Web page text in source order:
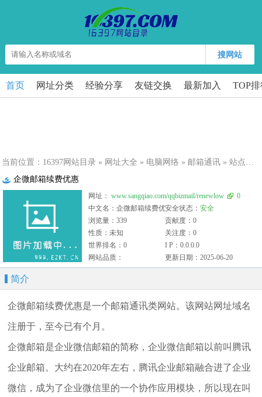
搜网站
首页 网址分类 经验分享 友链交换 最新加入 TOP
当前位置： 16397网站目录 » 网址大全 » 电脑网络 » 邮箱通讯 » 站点详细
企微邮箱续费优惠
网址： www.sangqiao.com/qqbizmail/renewlow
0
中文名：企微邮箱续费优惠安全状态：安全
浏览量：339
贡献度：0
性质：未知
关注度：0
世界排名：0
I P：0.0.0.0
网站品质：
更新日期：2025-06-20
简介
企微邮箱续费优惠是一个邮箱通讯类网站。该网站网址域名
注册于，至今已有个月。
企微邮箱是企业微信邮箱的简称，企业微信邮箱以前叫腾讯
企业邮箱。大约在2020年左右，腾讯企业邮箱融合进了企业
微信，成为了企业微信里的一个协作应用模块，所以现在叫